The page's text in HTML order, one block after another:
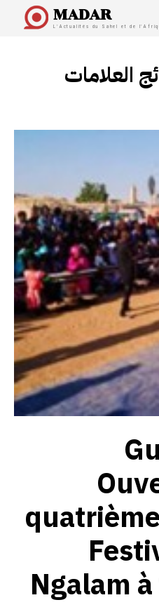
MADAR
L'Actualités du Sahel et de
Ngalam